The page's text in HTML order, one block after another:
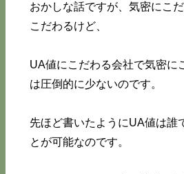
おかしな話ですが、気密にこ
こだわるけど、
UA値にこだわる会社で気密に
は圧倒的に少ないのです。
先ほど書いたようにUA値は誰
とが可能なのです。